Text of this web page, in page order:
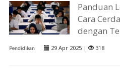
Panduan
Cara
dengan
Pendidikan 29 Apr 2025 | 318